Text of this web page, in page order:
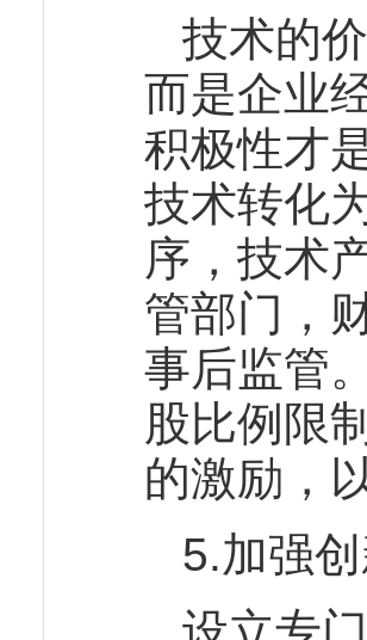
技术的
而是企业
积极性才
技术转化
序，技术
管部门，
事后监管
股比例限
的激励，
5.加强